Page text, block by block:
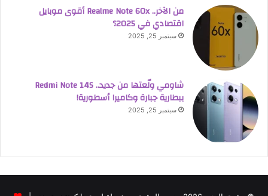
من الآخر.. Realme Note 60x أقوى موبايل
اقتصادي في 2025؟
سبتمبر 25, 2025
شاومي ولّعتها من جديد.. Redmi Note 14S
ببطارية جبارة وكاميرا أسطورية!
سبتمبر 25, 2025